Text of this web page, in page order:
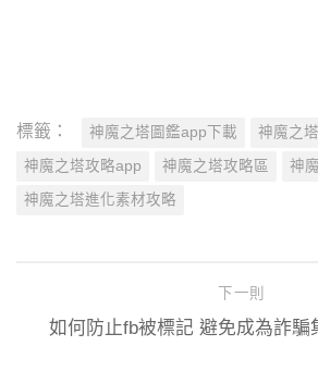
標籤： 神魔之塔圖鑑app下載 神魔之
神魔之塔攻略app 神魔之塔攻略區 神
神魔之塔進化素材攻略
下一則
如何防止fb被標記 避免成為詐騙